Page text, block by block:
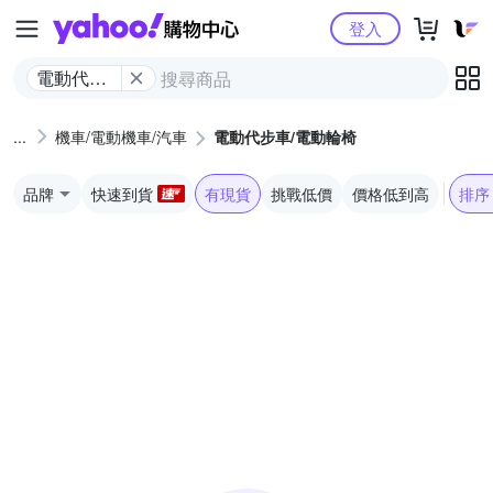
Yahoo購物中心
電動代步
椅
登入
機車/電動機車/汽車 電動代步車/電動輪椅
品牌 快速到貨 有現貨 挑戰低價 價格低到高 排序